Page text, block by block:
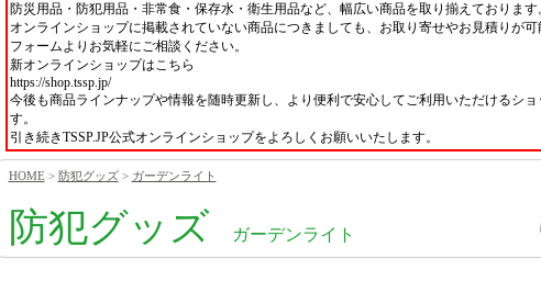
防災用品・防犯用品・非常食・保存水・衛生用品など、幅広い商品を取り揃えております
オンラインショップに掲載されていない商品につきましても、お取り寄せやお見積りが
フォームよりお気軽にご相談ください。
新オンラインショップはこちら
https://shop.tssp.jp/
今後も商品ラインナップや情報を随時更新し、より便利で安心してご利用いただけるショ
す。
引き続きTSSP.JP公式オンラインショップをよろしくお願いいたします。
HOME > 防犯グッズ> ガーデンライト
防犯グッズ ガーデンライト